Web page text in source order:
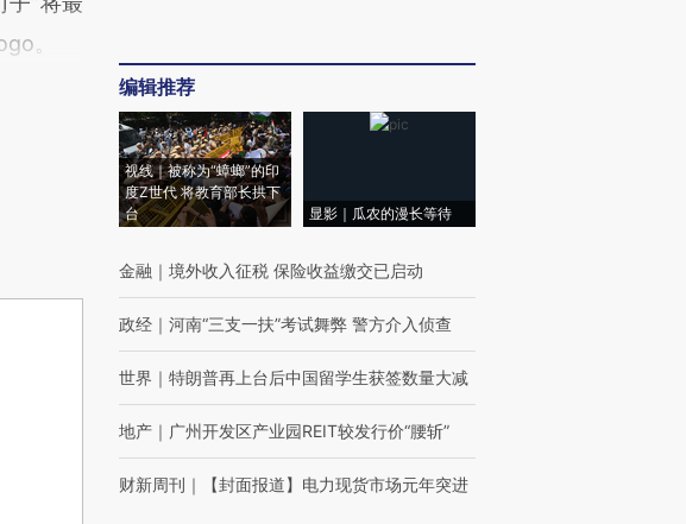
。
编辑推荐
视线｜被称为“蟑螂”的印
度Z世代 将教育部长拱下
台
显影｜瓜农的漫长等待
金融 ｜ 境外收入征税 保险收益缴交已启动
政经 ｜ 河南“三支一扶”考试舞弊 警方介入侦查
世界 ｜ 特朗普再上台后中国留学生获签数量大减
地产 ｜ 广州开发区产业园REIT较发行价“腰斩”
财新周刊 ｜ 【封面报道】电力现货市场元年突进